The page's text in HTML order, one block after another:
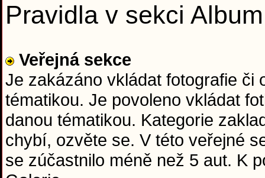
Pravidla v sekci Album
Veřejná sekce
Je zakázáno vkládat fotografie či
tématikou. Je povoleno vkládat
danou tématikou. Kategorie
chybí, ozvěte se. V této veřejné
se zúčastnilo méně než 5 aut. K